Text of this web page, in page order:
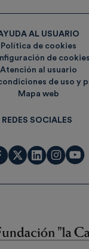
AL USUARIO
Política de cookies
de cookies
Atención al usuario
de uso y
Mapa web
REDES SOCIALES